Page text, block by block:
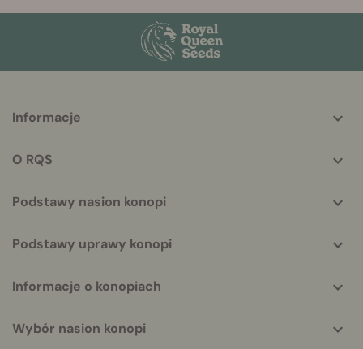
helpful
Informacje
O RQS
Podstawy nasion konopi
Podstawy uprawy konopi
Informacje o konopiach
Wybór nasion konopi